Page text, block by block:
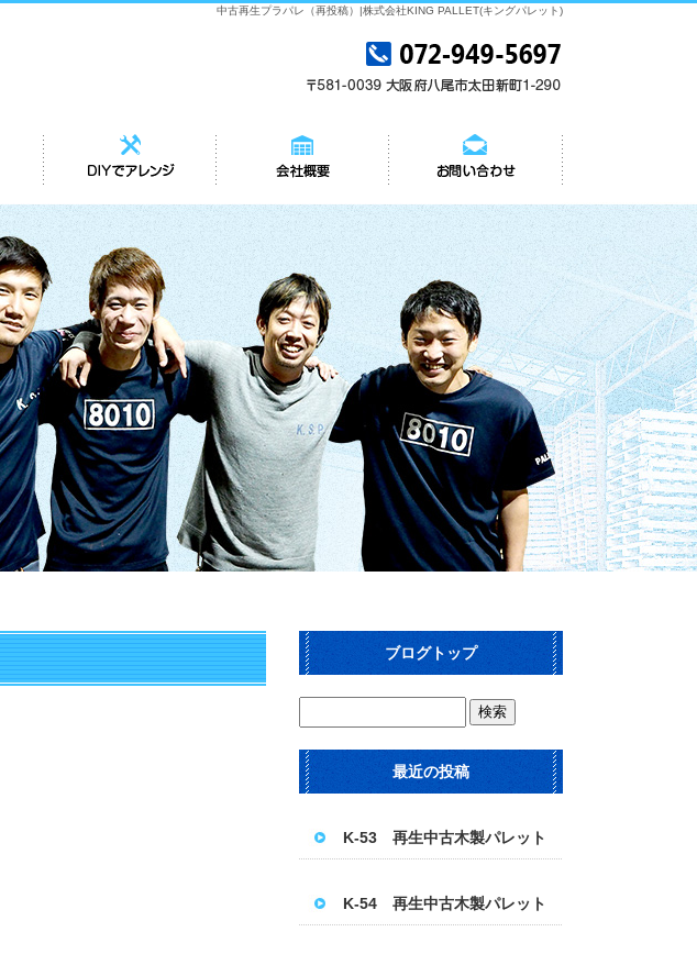
中古再生プラパレ（再投稿）|株式会社KING PALLET(キングパレット)
ブログトップ
最近の投稿
K-53 再生中古木製パレット
K-54 再生中古木製パレット